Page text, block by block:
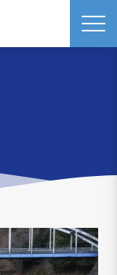
t
o
a
g
a